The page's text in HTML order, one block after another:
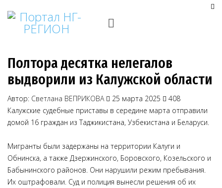
Полтора десятка нелегалов
выдворили из Калужской области
Автор: Светлана ВЕПРИКОВА 25 марта 2025
408
Калужские судебные приставы в середине марта отправили
домой 16 граждан из Таджикистана, Узбекистана и Беларуси.
Мигранты были задержаны на территории Калуги и
Обнинска, а также Дзержинского, Боровского, Козельского и
Бабынинского районов. Они нарушили режим пребывания.
Их оштрафовали. Суд и полиция вынесли решения об их